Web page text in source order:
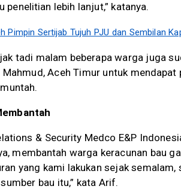
penelitian lebih lanjut,” katanya.
Pimpin Sertijab Tujuh PJU dan Sembilan
tadi malam beberapa warga juga
Aceh Timur untuk mendapat
& Security Medco E&P
membantah warga keracunan bau
yang kami lakukan sejak semalam,
bau itu,” kata Arif.